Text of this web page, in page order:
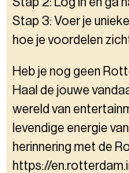
Stap 3: Voer je
hoe je voordelen
Heb je nog geen
Haal de jouwe
wereld van
levendige energie
herinnering met de
https://